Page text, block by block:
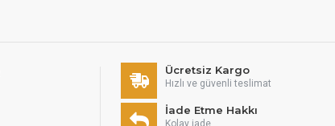
Ücretsiz Kargo
Hızlı ve güvenli teslimat
İade Etme Hakkı